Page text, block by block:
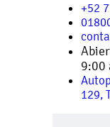
+52
9:00
129,